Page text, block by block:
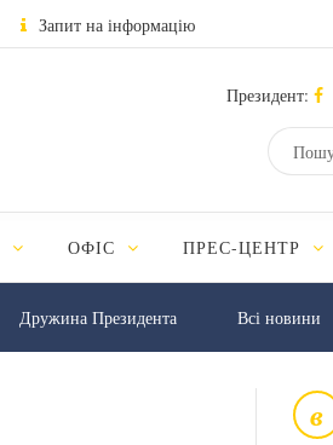
Запит на інформацію
Президент:
ОФІС ПРЕС-ЦЕНТР
Дружина Президента Всі новини
в